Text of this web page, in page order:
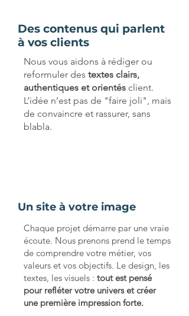
Des contenus qui parlent
à vos clients
Nous vous aidons à rédiger ou
reformuler des textes clairs,
authentiques et orientés client.
L’idée n’est pas de "faire joli", mais
de convaincre et rassurer, sans
blabla.
Un site à votre image
Chaque projet démarre par une vraie
écoute. Nous prenons prend le temps
de comprendre votre métier, vos
valeurs et vos objectifs. Le design, les
textes, les visuels : tout est pensé
pour refléter votre univers et créer
une première impression forte.